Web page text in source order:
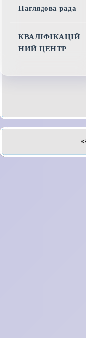
Наглядова рада
КВАЛІФІКАЦІЙ
НИЙ ЦЕНТР